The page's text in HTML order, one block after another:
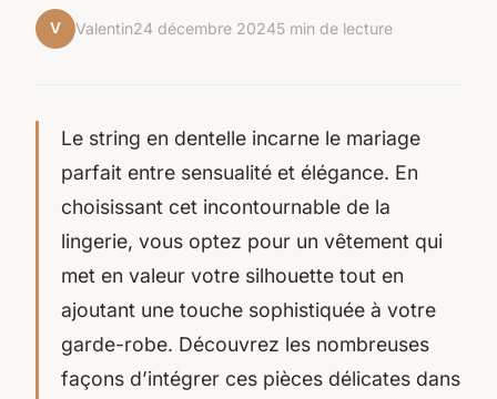
V Valentin24 décembre 20245 min de lecture
Le string en dentelle incarne le mariage
parfait entre sensualité et élégance. En
choisissant cet incontournable de la
lingerie, vous optez pour un vêtement qui
met en valeur votre silhouette tout en
ajoutant une touche sophistiquée à votre
garde-robe. Découvrez les nombreuses
façons d’intégrer ces pièces délicates dans